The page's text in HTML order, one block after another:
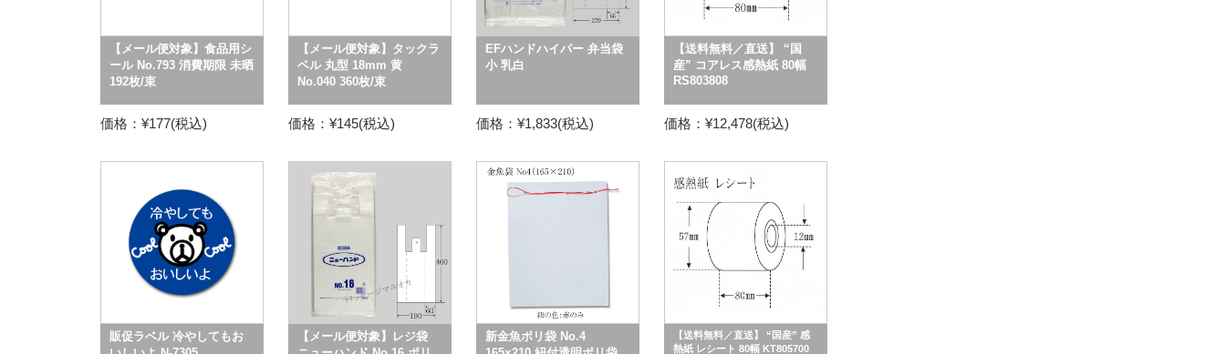
【メール便対象】食品用シ
ール No.793 消費期限 未晒
192枚/束
価格：¥177(税込)
【メール便対象】タックラ
ベル 丸型 18mm 黄
No.040 360枚/束
価格：¥145(税込)
EFハンドハイパー 弁当袋
小 乳白
価格：¥1,833(税込)
【送料無料／直送】 “国
産” コアレス感熱紙 80幅
RS803808
価格：¥12,478(税込)
販促ラベル 冷やしてもお
【メール便対象】レジ袋
新金魚ポリ袋 No.4
【送料無料／直送】 “国産” 感
熱紙 レシート 80幅 KT805700